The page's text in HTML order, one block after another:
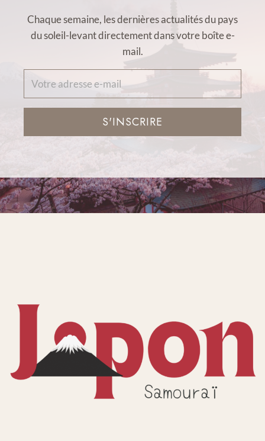
Chaque semaine, les dernières actualités du pays
du soleil-levant directement dans votre boîte e-
mail.
S'INSCRIRE